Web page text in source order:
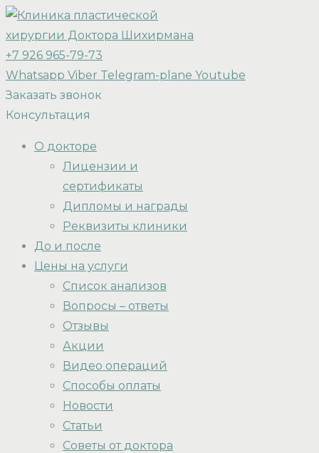
+7 926 965-79-73
Whatsapp Viber Telegram-plane Youtube
Заказать звонок
Консультация
О докторе
Лицензии и
сертификаты
Дипломы и награды
Реквизиты клиники
До и после
Цены на услуги
Список анализов
Вопросы – ответы
Отзывы
Акции
Видео операций
Способы оплаты
Новости
Статьи
Советы от доктора